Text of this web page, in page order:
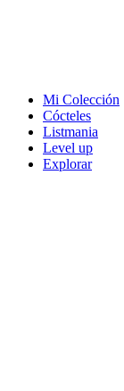
Mi Colección
Cócteles
Listmania
Level up
Explorar